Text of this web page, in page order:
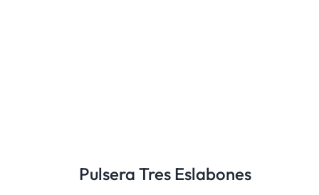
Pulsera Tres Eslabones